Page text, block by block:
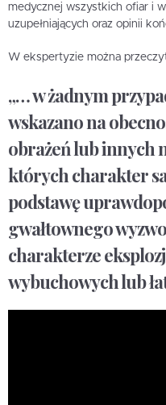
medycznej wszystkich ofiar i
uzupełniających oraz opinii
W ekspertyzie można
„… w żadnym
wskazano na
obrażeń lub innych
których charakter
podstawę
gwałtownego
charakterze
wybuchowych lub